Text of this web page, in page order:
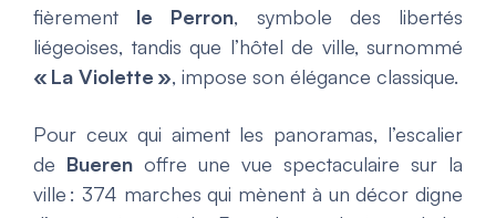
fièrement le Perron, symbole des libertés
liégeoises, tandis que l’hôtel de ville, surnommé
« La Violette », impose son élégance classique.
Pour ceux qui aiment les panoramas, l’escalier
de Bueren offre une vue spectaculaire sur la
ville : 374 marches qui mènent à un décor digne